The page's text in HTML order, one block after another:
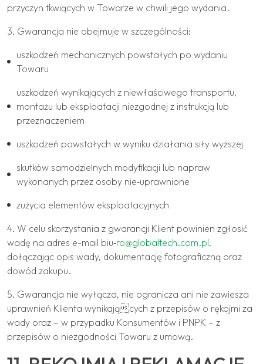
przyczyn tkwiących w Towarze w chwili jego wydania.
3. Gwarancja nie obejmuje w szczególności:
uszkodzeń mechanicznych powstałych po wydaniu
Towaru
uszkodzeń wynikających z niewłaściwego transportu,
montażu lub eksploatacji niezgodnej z instrukcją lub
przeznaczeniem
uszkodzeń powstałych w wyniku działania siły wyższej
skutków samodzielnych modyfikacji lub napraw
wykonanych przez osoby nie‐uprawnione
zużycia elementów eksploatacyjnych
4. W celu skorzystania z gwarancji Klient powinien zgłosić
wadę na adres e-mail biu‐ro@globaltech.com.pl,
dołączając opis wady, dokumentację fotograficzną oraz
dowód zakupu.
5. Gwarancja nie wyłącza, nie ogranicza ani nie zawiesza
uprawnień Klienta wynikających z przepisów o rękojmi za
wady oraz – w przypadku Konsumentów i PNPK – z
przepisów o niezgodności Towaru z umową.